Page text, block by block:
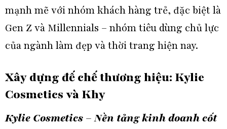
mạnh mẽ với nhóm khách hàng trẻ, đặc biệt là
Gen Z và Millennials – nhóm tiêu dùng chủ lực
của ngành làm đẹp và thời trang hiện nay.
Xây dựng đế chế thương hiệu: Kylie
Cosmetics và Khy
Kylie Cosmetics – Nền tảng kinh doanh cốt